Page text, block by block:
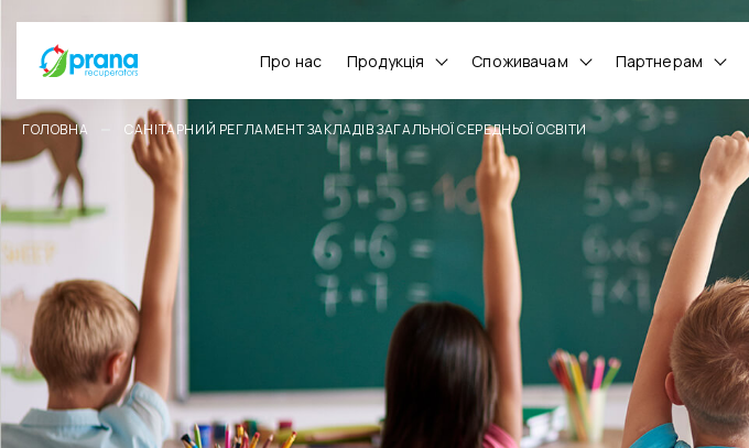
Про нас Продукція Споживачам Партнерам
ГОЛОВНА САНІТАРНИЙ РЕГЛАМЕНТ ЗАКЛАДІВ ЗАГАЛЬНОЇ СЕРЕДНЬОЇ ОСВІТИ